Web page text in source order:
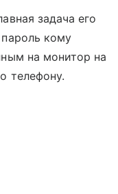
задача его
пароль кому
на монитор на
телефону.